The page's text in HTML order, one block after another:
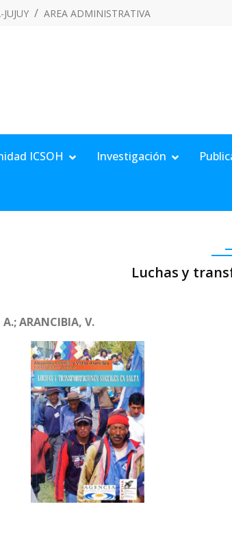
AREA ADMINISTRATIVA
ICSOH Investigación
Luchas y
ARANCIBIA, V.